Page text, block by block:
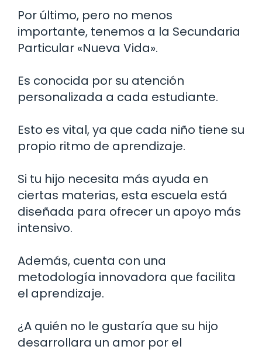
Por último, pero no menos
importante, tenemos a la Secundaria
Particular «Nueva Vida».
Es conocida por su atención
personalizada a cada estudiante.
Esto es vital, ya que cada niño tiene su
propio ritmo de aprendizaje.
Si tu hijo necesita más ayuda en
ciertas materias, esta escuela está
diseñada para ofrecer un apoyo más
intensivo.
Además, cuenta con una
metodología innovadora que facilita
el aprendizaje.
¿A quién no le gustaría que su hijo
desarrollara un amor por el